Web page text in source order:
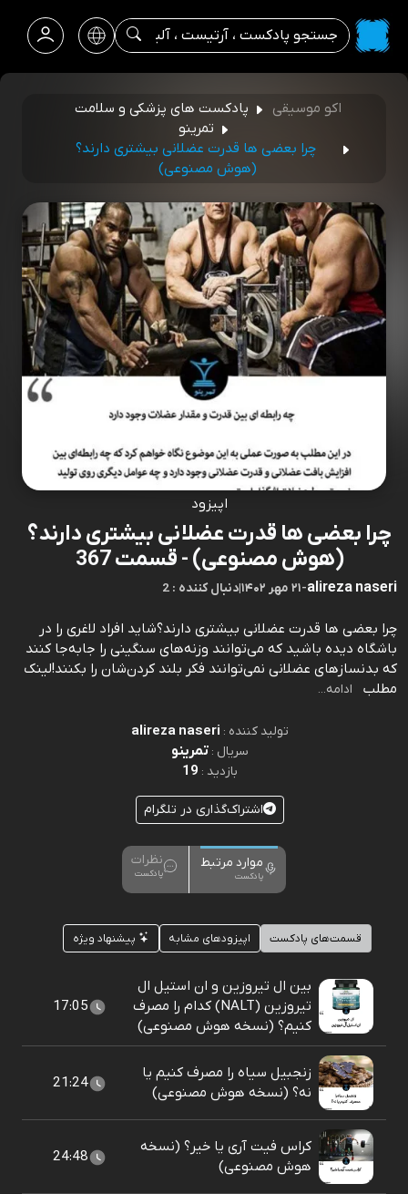
اکو موسیقی
پادکست های پزشکی و سلامت
تمرینو
چرا بعضی ها قدرت عضلانی بیشتری دارند؟
(هوش مصنوعی)
اپیزود
چرا بعضی ها قدرت عضلانی بیشتری دارند؟
(هوش مصنوعی) - قسمت 367
alireza naseri
-۲۱ مهر ۱۴۰۲ |2 : دنبال کننده
چرا بعضی ها قدرت عضلانی بیشتری دارند؟شاید افراد لاغری را در
باشگاه دیده باشید که می‌توانند وزنه‌های سنگینی را جابه‌جا کنند
که بدنسازهای عضلانی نمی‌توانند فکر بلند کردن‌شان را بکنند!⁠⁠⁠⁠⁠⁠⁠⁠⁠⁠⁠⁠⁠⁠⁠⁠⁠⁠⁠⁠⁠⁠⁠⁠⁠⁠⁠⁠⁠⁠⁠⁠⁠⁠⁠⁠⁠⁠⁠⁠⁠⁠⁠⁠⁠⁠⁠⁠⁠⁠⁠⁠⁠⁠⁠⁠⁠⁠⁠⁠⁠⁠⁠⁠⁠⁠⁠⁠⁠⁠⁠⁠⁠⁠⁠⁠⁠⁠⁠⁠⁠⁠لینک
مطلب⁠⁠⁠⁠⁠⁠⁠⁠
ادامه...
تولید کننده : alireza naseri
سریال :تمرینو
بازدید : 19
اشتراک‌گذاری در تلگرام
موارد مرتبط
پادکست
نظرات
پادکست
قسمت‌های پادکست اپیزودهای مشابه پیشنهاد ویژه
بین ال تیروزین و ان استیل ال
تیروزین (NALT) کدام را مصرف
کنیم؟ (نسخه هوش مصنوعی)
17:05
زنجبیل سیاه را مصرف کنیم یا
نه؟ (نسخه هوش مصنوعی)
21:24
کراس فیت آری یا خیر؟ (نسخه
هوش مصنوعی)
24:48